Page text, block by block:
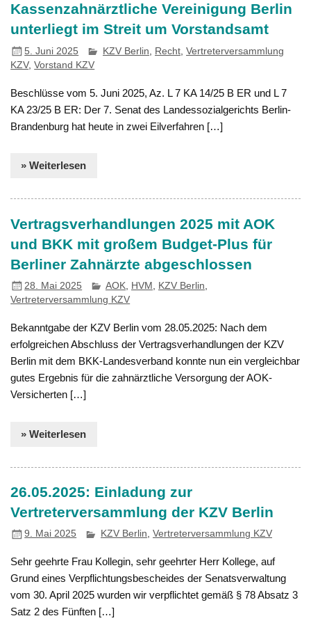
Kassenzahnärztliche Vereinigung Berlin
unterliegt im Streit um Vorstandsamt
5. Juni 2025 KZV Berlin Recht ,Vertreterversammlung
KZV,Vorstand KZV
Beschlüsse vom 5. Juni 2025, Az. L 7 KA 14/25 B ER und L 7
KA 23/25 B ER: Der 7. Senat des Landessozialgerichts Berlin-
Brandenburg hat heute in zwei Eilverfahren […]
» Weiterlesen
Vertragsverhandlungen 2025 mit AOK
und BKK mit großem Budget-Plus für
Berliner Zahnärzte abgeschlossen
28. Mai 2025 AOK, HVM , KZV Berlin,
Vertreterversammlung KZV
Bekanntgabe der KZV Berlin vom 28.05.2025: Nach dem
erfolgreichen Abschluss der Vertragsverhandlungen der KZV
Berlin mit dem BKK-Landesverband konnte nun ein vergleichbar
gutes Ergebnis für die zahnärztliche Versorgung der AOK-
Versicherten […]
» Weiterlesen
26.05.2025: Einladung zur
Vertreterversammlung der KZV Berlin
9. Mai 2025 KZV Berlin,Vertreterversammlung KZV
Sehr geehrte Frau Kollegin, sehr geehrter Herr Kollege, auf
Grund eines Verpflichtungsbescheides der Senatsverwaltung
vom 30. April 2025 wurden wir verpflichtet gemäß § 78 Absatz 3
Satz 2 des Fünften […]